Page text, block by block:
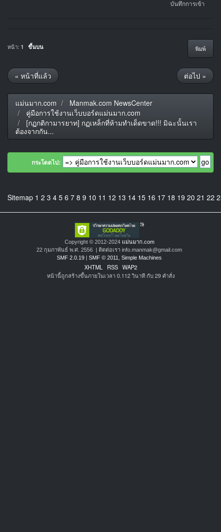
บันทึกการเข้า
พิมพ์
หน้า: 1 ขึ้นบน
« หน้าที่แล้ว ต่อไป »
แม่นมาก.com
Manmak.com NewsCenter
คู่มือการใช้งานเว็บบอร์ดแม่นมาก.com
[กฏกติกามารยาท] กฏเหล็กที่ห้ามทำเด็ดขาด!!! มิฉะนั้นเรา
ต้องจากกัน...
กระโดดไป:
Sitemap 1 2 3 4 5 6 7 8 9 10 11 12 13 14 15 16 17 18 19 20 21 22
Copyright © 2012-2024 แม่นมาก.com
22 กุมภาพันธ์ พ.ศ. 2556 | ติดต่อเรา info.manmak@gmail.com
SMF 2.0.19 | SMF © 2011 Simple Machines
XHTML RSS WAP2
หน้านี้ถูกสร้างขึ้นภายในเวลา 0.112 วินาที กับ 29 คำสั่ง